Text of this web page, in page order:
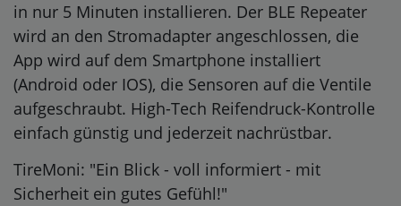
in nur 5 Minuten installieren. Der BLE Repeater
wird an den Stromadapter angeschlossen, die
App wird auf dem Smartphone installiert
(Android oder IOS), die Sensoren auf die Ventile
aufgeschraubt. High-Tech Reifendruck-Kontrolle
einfach günstig und jederzeit nachrüstbar.
TireMoni: "Ein Blick - voll informiert - mit
Sicherheit ein gutes Gefühl!"